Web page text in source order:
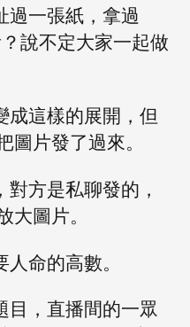
過一張紙，拿過
說不定大家一起做
成這樣的展開，但
片發了過來。
方是私聊發的，
圖片。
命的高數。
目，直播間的一眾